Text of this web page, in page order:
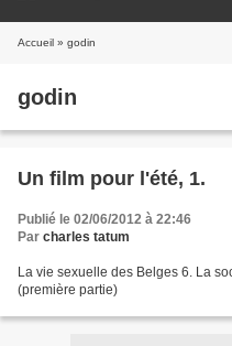
Accueil » godin
godin
Un film pour l'été, 1.
Publié le 02/06/2012 à 22:46
Par charles tatum
La vie sexuelle des Belges 6. La
(première partie)